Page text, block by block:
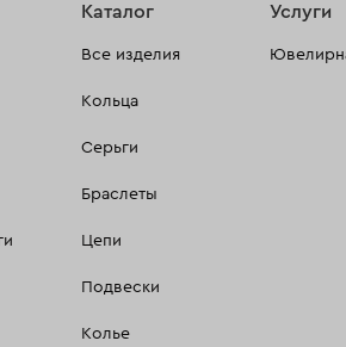
Каталог
Все изделия
Кольца
Серьги
Браслеты
Цепи
Подвески
Колье
Услуги